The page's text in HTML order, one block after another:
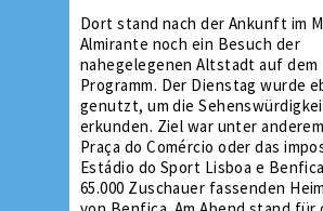
Dort stand nach der Ankunft im
Almirante noch ein Besuch der
nahegelegenen Altstadt auf dem
Programm. Der Dienstag wurde
genutzt, um die
erkunden. Ziel war unter
Praça do Comércio oder das
Estádio do Sport Lisboa e
65.000 Zuschauer fassenden